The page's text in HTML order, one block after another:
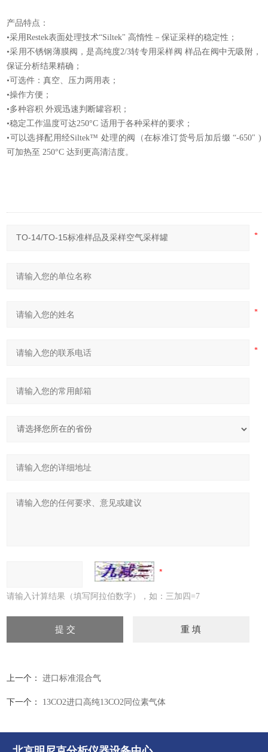
产品特点：
•采用Restek表面处理技术“Siltek" 高惰性－保证采样的稳定性；
•采用不锈钢薄膜阀，是高纯度2/3转专用采样阀 样品在阀中无吸附，
保证分析结果精确；
•可选件：真空、压力两用表；
•操作方便；
•多种容积 外观迅速判断罐容积；
•稳定工作温度可达250°C 适用于各种采样的要求；
•可以选择配用经Siltek™ 处理的阀（在标准订货号后加后缀 “-650" )
可加热至 250°C 达到更高清洁度。
请输入计算结果（填写阿拉伯数字），如：三加四=7
上一个： 进口标准混合气
下一个： 13CO2进口高纯13CO2同位素气体